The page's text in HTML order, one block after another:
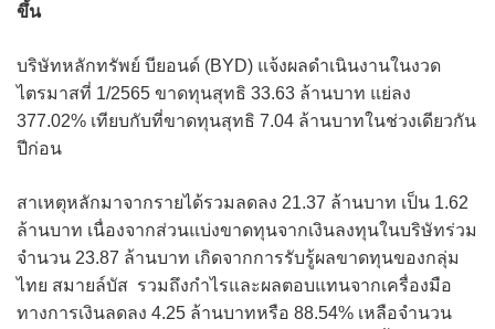
ขึ้น
บริษัทหลักทรัพย์ บียอนด์ (BYD) แจ้งผลดำเนินงานในงวด
ไตรมาสที่ 1/2565 ขาดทุนสุทธิ 33.63 ล้านบาท แย่ลง
377.02% เทียบกับที่ขาดทุนสุทธิ 7.04 ล้านบาทในช่วงเดียวกัน
ปีก่อน
สาเหตุหลักมาจากรายได้รวมลดลง 21.37 ล้านบาท เป็น 1.62
ล้านบาท เนื่องจากส่วนแบ่งขาดทุนจากเงินลงทุนในบริษัทร่วม
จำนวน 23.87 ล้านบาท เกิดจากการรับรู้ผลขาดทุนของกลุ่ม
ไทย สมายล์บัส รวมถึงกำไรและผลตอบแทนจากเครื่องมือ
ทางการเงินลดลง 4.25 ล้านบาทหรือ 88.54% เหลือจำนวน